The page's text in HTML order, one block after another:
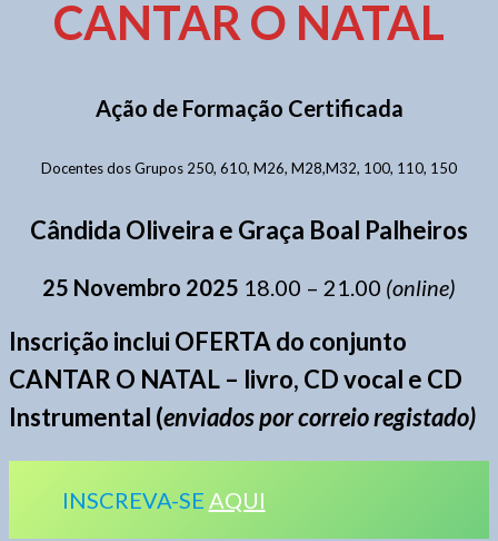
CANTAR O NATAL
Ação de Formação Certificada
Docentes dos Grupos 250, 610, M26, M28,M32, 100, 110, 150
Cândida Oliveira e Graça Boal Palheiros
25 Novembro 2025 18.00 – 21.00 (online)
Inscrição inclui OFERTA do conjunto
CANTAR O NATAL – livro, CD vocal e CD
Instrumental (enviados por correio registado)
INSCREVA-SE AQUI